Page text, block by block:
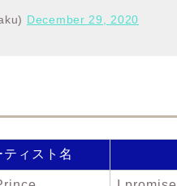
December 29, 2020
ティスト名